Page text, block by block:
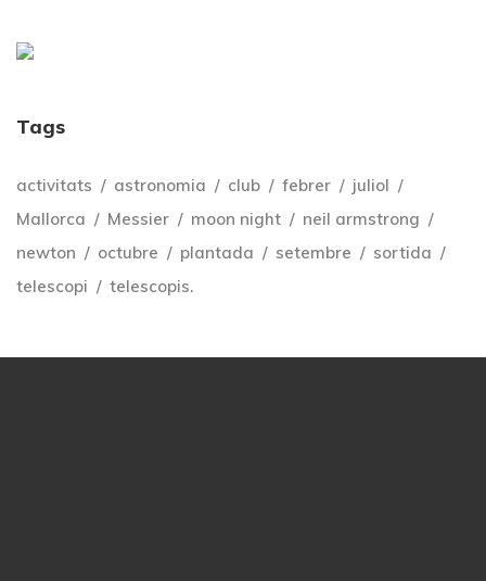
Tags
activitats astronomia club febrer
juliol
Mallorca
Messier moon night
neil armstrong
newton
octubre plantada setembre
sortida
telescopi
telescopis.